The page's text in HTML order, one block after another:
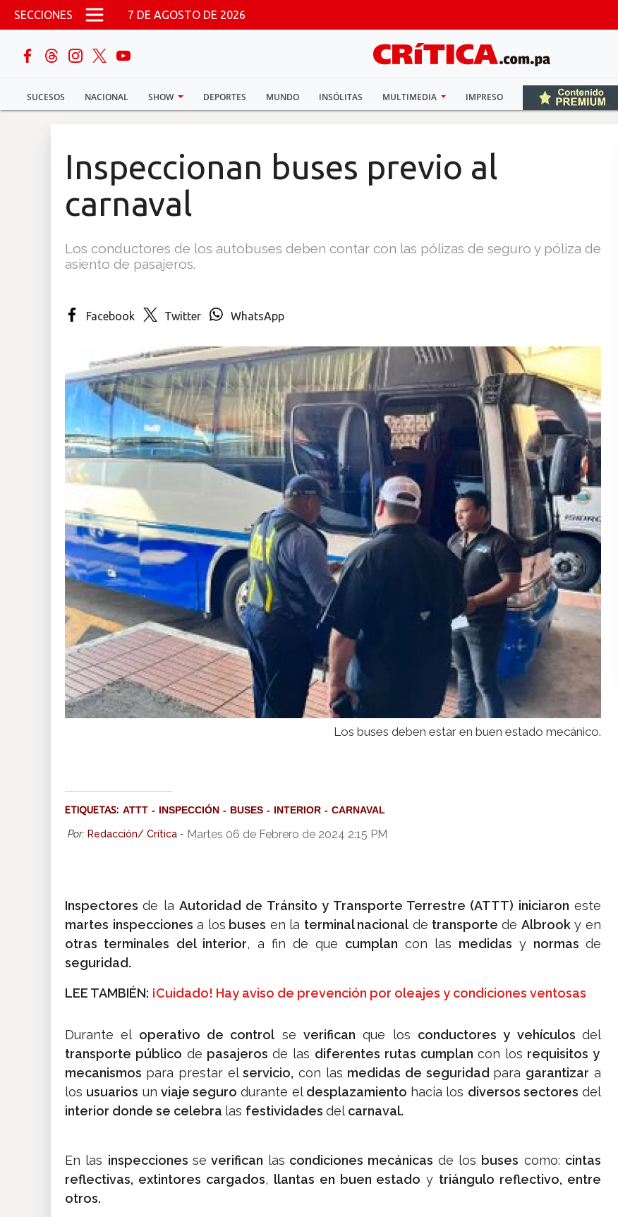
Pasar al contenido principal
SECCIONES 7 DE AGOSTO DE 2026
SUCESOS NACIONAL SHOW DEPORTES MUNDO INSÓLITAS MULTIMEDIA IMPRESO
buscar
Sucesos
Multimedia
Inspeccionan buses previo al
carnaval
Los conductores de los autobuses deben contar con las pólizas de seguro y póliza de
asiento de pasajeros.
Facebook Twitter WhatsApp
Los buses deben estar en buen estado mecánico.
ETIQUETAS: ATTT INSPECCIÓN BUSES INTERIOR CARNAVAL
Por: Redacción/ Crítica - Martes 06 de Febrero de 2024 2:15 PM
Inspectoresde laAutoridad de Tránsito y Transporte Terrestre (ATTT) iniciaron este
martes inspecciones a los buses en la terminal nacionalde transporte de Albrooky en
otras terminales del interior, a fin de que cumplan con las medidas y normasde
seguridad.
LEE TAMBIÉN: ¡Cuidado! Hay aviso de prevención por oleajes y condiciones ventosas
Durante el operativo de controlseverifican que los conductores y vehículosdel
transporte público de pasajeros de las diferentes rutas cumplan con los requisitos y
mecanismos para prestar elservicio, con las medidas de seguridad para garantizar a
los usuarios un viaje seguro durante eldesplazamiento hacia los diversos sectores del
interior donde se celebra las festividades delcarnaval.
En las inspeccionesse verifican las condiciones mecánicas de los buses como: cintas
reflectivas, extintores cargados, llantas en buen estado y triángulo reflectivo, entre
otros.